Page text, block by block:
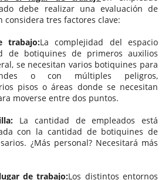
debe realizar una evaluación de
considera tres factores clave:
trabajo:La complejidad del espacio
de botiquines de primeros auxilios
se necesitan varios botiquines para
o con múltiples peligros,
pisos o áreas donde se necesitan
moverse entre dos puntos.
La cantidad de empleados está
con la cantidad de botiquines de
¿Más personal? Necesitará más
de trabajo:Los distintos entornos